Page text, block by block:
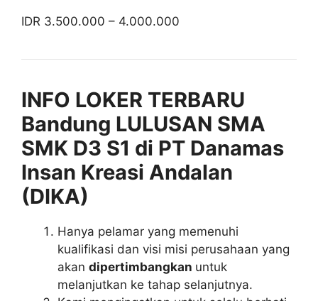
IDR 3.500.000 – 4.000.000
INFO LOKER TERBARU
Bandung LULUSAN SMA
SMK D3 S1 di PT Danamas
Insan Kreasi Andalan
(DIKA)
Hanya pelamar yang memenuhi
kualifikasi dan visi misi perusahaan yang
akan dipertimbangkan untuk
melanjutkan ke tahap selanjutnya.